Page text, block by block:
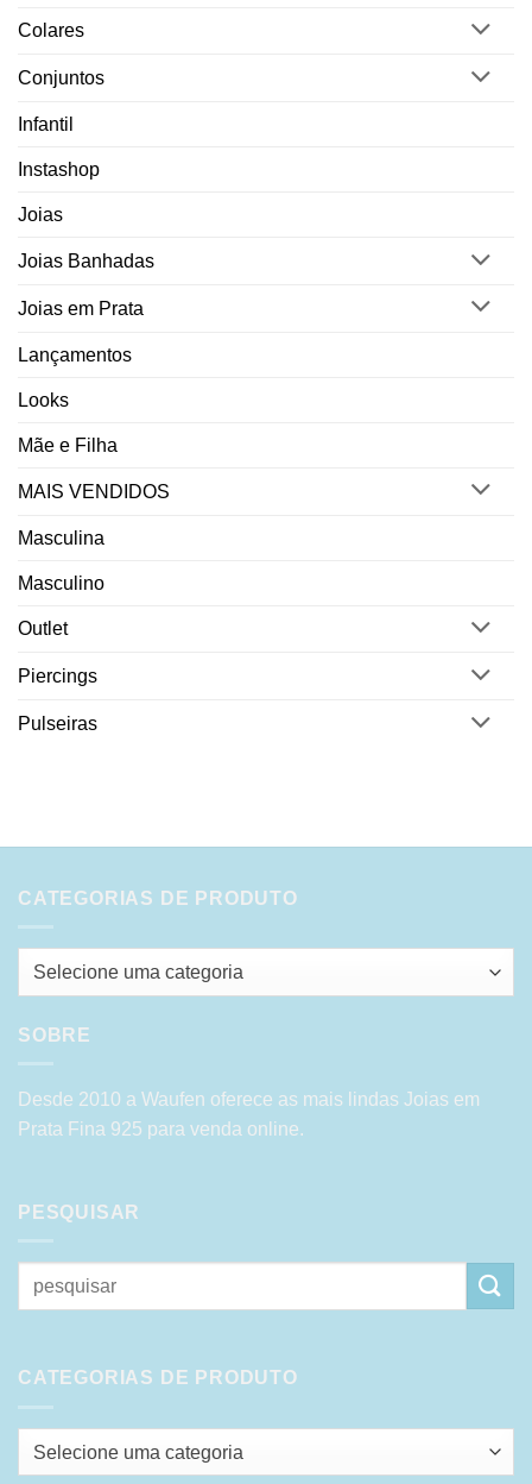
Colares
Conjuntos
Infantil
Instashop
Joias
Joias Banhadas
Joias em Prata
Lançamentos
Looks
Mãe e Filha
MAIS VENDIDOS
Masculina
Masculino
Outlet
Piercings
Pulseiras
CATEGORIAS DE PRODUTO
Selecione uma categoria
SOBRE
Desde 2010 a Waufen oferece as mais lindas Joias em
Prata Fina 925 para venda online.
PESQUISAR
Pesquisar
por:
CATEGORIAS DE PRODUTO
Selecione uma categoria